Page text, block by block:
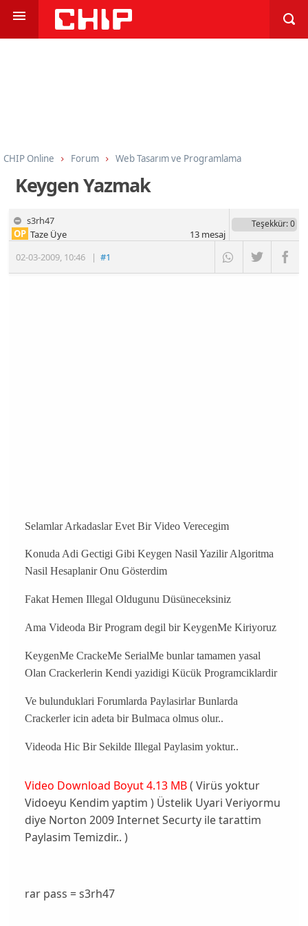
CHIP Online Forum
Web Tasarım ve Programlama
Programlama
Diğer Diller
Keygen Yazmak
s3rh47
02-03-2009, 10:46 |#1
OP Taze Üye
Teşekkür: 0
13mesaj
Selamlar Arkadaslar Evet Bir Video Verecegim
Konuda Adi Gectigi Gibi Keygen Nasil Yazilir Algoritma
Nasil Hesaplanir Onu Gösterdim
Fakat Hemen Illegal Oldugunu Düsüneceksiniz
Ama Videoda Bir Program degil bir KeygenMe Kiriyoruz
KeygenMe CrackeMe SerialMe bunlar tamamen yasal
Olan Crackerlerin Kendi yazidigi Kücük Programciklardir
Ve bulunduklari Forumlarda Paylasirlar Bunlarda
Crackerler icin adeta bir Bulmaca olmus olur..
Videoda Hic Bir Sekilde Illegal Paylasim yoktur..
Video Download Boyut 4.13 MB( Virüs yoktur
Vidoeyu Kendim yaptim ) Üstelik Uyari Veriyormu
diye Norton 2009 Internet Securty ile tarattim
Paylasim Temizdir.. )
rar pass = s3rh47